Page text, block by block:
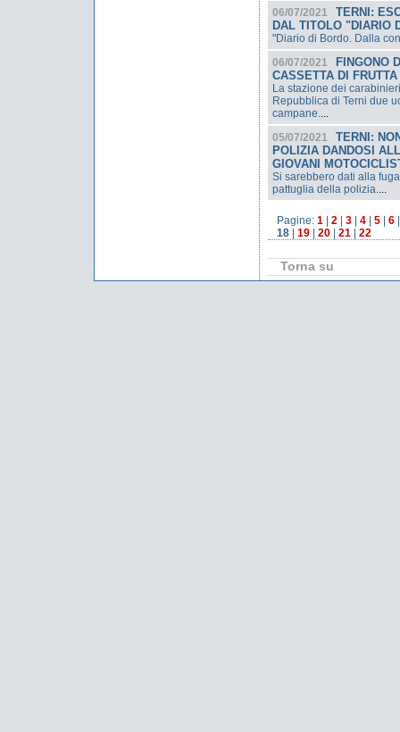
06/07/2021
TERNI:
DAL TITOLO "DIARIO
"Diario di Bordo. Dalla
06/07/2021
FINGONO
CASSETTA DI
La stazione dei
Repubblica di Terni due
campane....
05/07/2021
TERNI:
POLIZIA DANDOSI
GIOVANI
Si sarebbero dati alla
pattuglia della polizia....
Pagine: 1 2 3 4 5 6
18
19 20 21 22
Torna su